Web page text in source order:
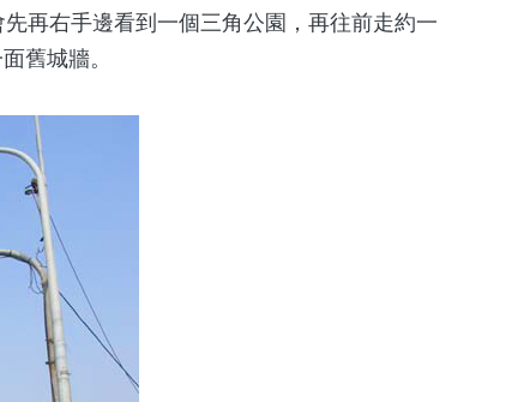
再右手邊看到一個三角公園，再往前走約一
舊城牆。